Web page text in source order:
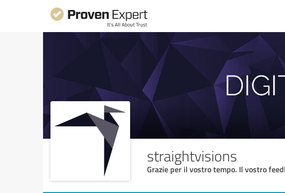
straightvisions
Grazie per il vostro tempo. Il vostro